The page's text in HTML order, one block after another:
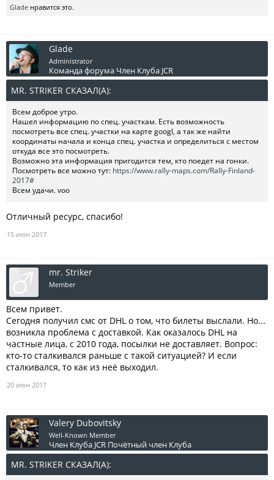
Glade нравится это.
Glade
Administrator
Команда форума Член Клуба JCR
MR. STRIKER СКАЗАЛ(А):
Всем доброе утро.
Нашел информацию по спец. участкам. Есть возможность
посмотреть все спец. участки на карте googl, а так же найти
координаты начала и конца спец. участка и определиться с местом
откуда все это посмотреть.
Возможно эта информация пригодится тем, кто поедет на гонки.
Посмотреть все можно тут: https://www.rally-maps.com/Rally-Finland-
2017#
Всем удачи. voo
Отличный ресурс, спасибо!
15 июн 2017
mr. Striker
Member
Всем привет.
Сегодня получил смс от DHL о том, что билеты выслали. Но...
возникла проблема с доставкой. Как оказалось DHL на
частные лица, с 2010 года, посылки не доставляет. Вопрос:
кто-то сталкивался раньше с такой ситуацией? И если
сталкивался, то как из неё выходил.
20 июн 2017
Valery Dubovitsky
Well-Known Member
Член Клуба JCR Почётный член Клуба
MR. STRIKER СКАЗАЛ(А):